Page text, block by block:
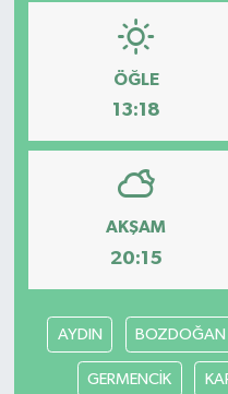
ÖĞLE
13:18
AKŞAM
20:15
AYDIN BOZDOĞAN
GERMENCİK